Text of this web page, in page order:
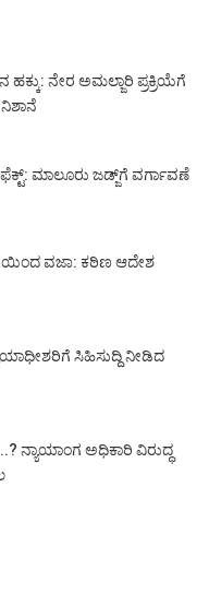
ಹಕ್ಕು: ನೇರ ಅಮಲ್ಜಾರಿ ಪ್ರಕ್ರಿಯೆಗೆ
ಮಾಲೂರು ಜಡ್ಜ್‌ಗೆ ವರ್ಗಾವಣೆ
ವಜಾ: ಕಠಿಣ ಆದೇಶ
ಸಿಹಿಸುದ್ದಿ ನೀಡಿದ
ನ್ಯಾಯಾಂಗ ಅಧಿಕಾರಿ ವಿರುದ್ಧ